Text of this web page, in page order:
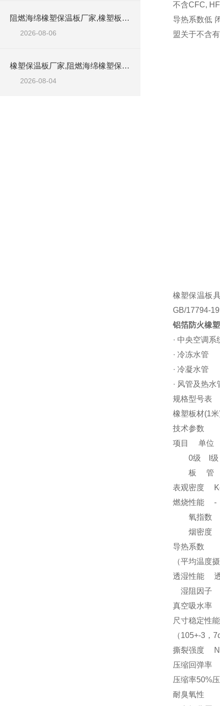
阻燃海绵橡塑保温板厂家,橡塑板厂家销售点
2026-08-06
橡塑保温板厂家,阻燃海绵橡塑保温板厂家出售
2026-08-04
不含CFC,
导热系数低
盟关于不含
橡塑保温板
GB/17794-
铝箔防火橡
· 中央空调
· 冷冻水管
· 冷凝水管
· 风管及热
规格型号表
橡塑板材(1
技术参数
项目 单位
0级 I级
板 管
表观密度
燃烧性能
氧指数
烟密度
导热系数
（平均温
透湿性能
湿阻因子 -
真空吸水
尺寸稳定性能
（105+-3
撕裂强度
压缩回弹率
压缩率
耐臭氧性